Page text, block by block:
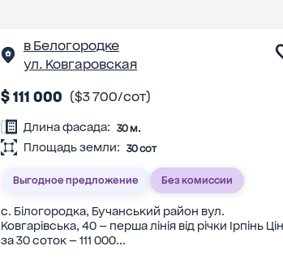
в Белогородке
ул. Ковгаровская
$ 111 000 ($3 700/сот)
Длина фасада: 30 м.
Площадь земли: 30 сот
Выгодное предложение Без комиссии
с. Білогородка, Бучанський район вул.
Ковгарівська, 40 — перша лінія від річки Ірпінь
за 30 соток — 111 000...